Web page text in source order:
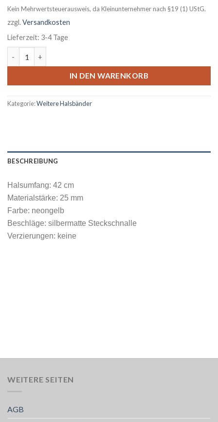
Kein Mehrwertsteuerausweis, da Kleinunternehmer nach §19 (1) UStG.
zzgl.Versandkosten
Lieferzeit: 3-4 Tage
IN DEN WARENKORB
Kategorie:Weitere Halsbänder
BESCHREIBUNG
Halsumfang: 42 cm
Materialstärke: 25 mm
Farbe: neongelb
Beschläge: silbermatte Steckschnalle
Verzierungen: keine
WEITERE SEITEN
AGB